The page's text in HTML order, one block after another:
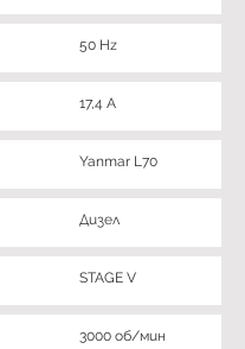
50 Hz
17,4 A
Yanmar L70
Дизел
STAGE V
3000 об/мин